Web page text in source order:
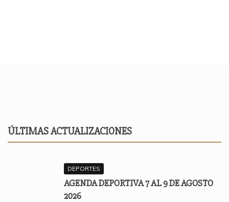
ÚLTIMAS ACTUALIZACIONES
DEPORTES
AGENDA DEPORTIVA 7 AL 9 DE AGOSTO
2026